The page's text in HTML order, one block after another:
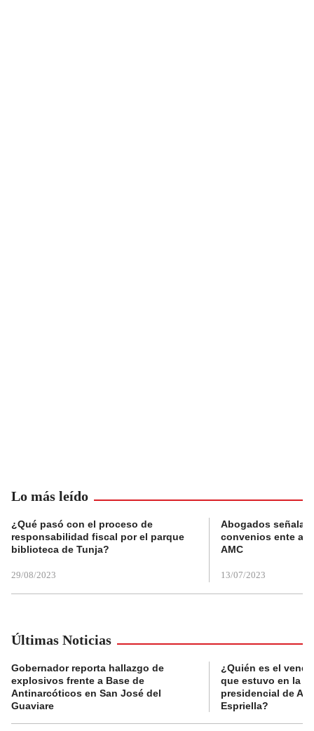
Lo más leído
¿Qué pasó con el proceso de
responsabilidad fiscal por el parque
biblioteca de Tunja?
29/08/2023
Abogados
convenios ente
AMC
13/07/2023
Últimas Noticias
Gobernador reporta hallazgo de
explosivos frente a Base de
Antinarcóticos en San José del
Guaviare
¿Quién es el
que estuvo en la
presidencial de
Espriella?